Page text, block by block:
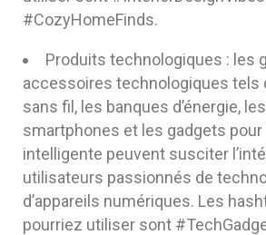
#CozyHomeFinds.
Produits technologiques : les
accessoires technologiques tels
sans fil, les banques d’énergie,
smartphones et les gadgets pour
intelligente peuvent susciter
utilisateurs passionnés de
d’appareils numériques. Les
pourriez utiliser sont